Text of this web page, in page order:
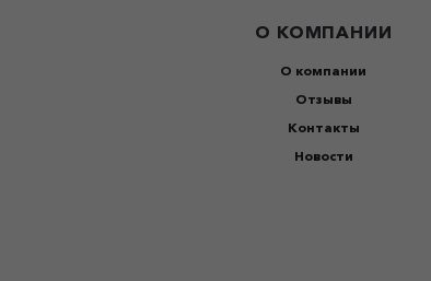
О КОМПАНИИ
О компании
Отзывы
Контакты
Новости